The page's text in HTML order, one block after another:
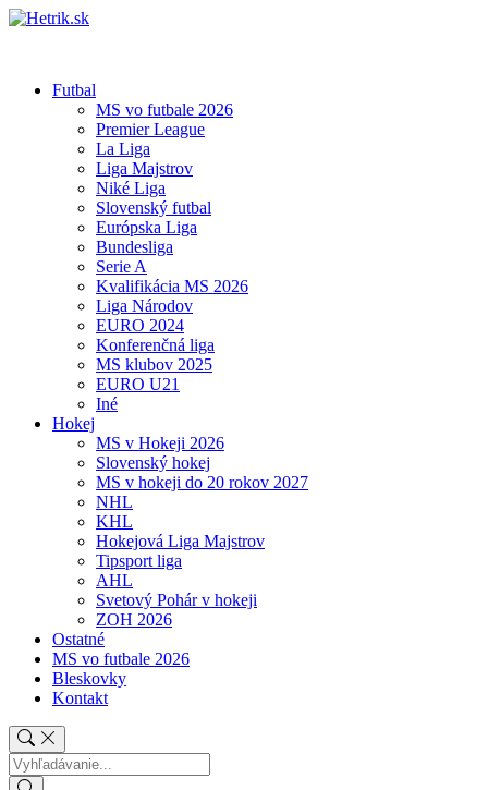
Futbal
MS vo futbale 2026
Premier League
La Liga
Liga Majstrov
Niké Liga
Slovenský futbal
Európska Liga
Bundesliga
Serie A
Kvalifikácia MS 2026
Liga Národov
EURO 2024
Konferenčná liga
MS klubov 2025
EURO U21
Iné
Hokej
MS v Hokeji 2026
Slovenský hokej
MS v hokeji do 20 rokov 2027
NHL
KHL
Hokejová Liga Majstrov
Tipsport liga
AHL
Svetový Pohár v hokeji
ZOH 2026
Ostatné
MS vo futbale 2026
Bleskovky
Kontakt